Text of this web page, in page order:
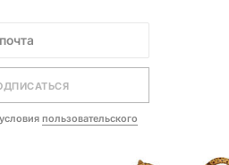
пользовательского